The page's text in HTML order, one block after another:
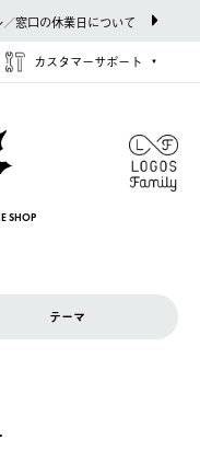
窓口の休業日について
カスタマーサポート
SHOP
テーマ